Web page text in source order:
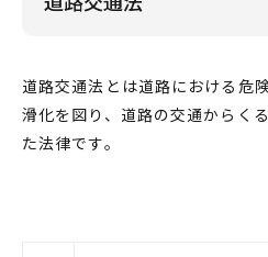
道路交通法とは道路における危
滑化を図り、道路の交通からく
た法律です。